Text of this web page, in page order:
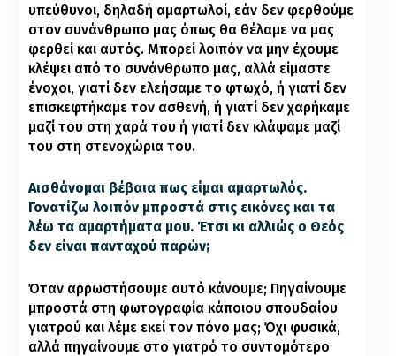
υπεύθυνοι, δηλαδή αμαρτωλοί, εάν δεν φερθούμε
στον συνάνθρωπο μας όπως θα θέλαμε να μας
φερθεί και αυτός. Μπορεί λοιπόν να μην έχουμε
κλέψει από το συνάνθρωπο μας, αλλά είμαστε
ένοχοι, γιατί δεν ελεήσαμε το φτωχό, ή γιατί δεν
επισκεφτήκαμε τον ασθενή, ή γιατί δεν χαρήκαμε
μαζί του στη χαρά του ή γιατί δεν κλάψαμε μαζί
του στη στενοχώρια του.
Αισθάνομαι βέβαια πως είμαι αμαρτωλός.
Γονατίζω λοιπόν μπροστά στις εικόνες και τα
λέω τα αμαρτήματα μου. Έτσι κι αλλιώς ο Θεός
δεν είναι πανταχού παρών;
Όταν αρρωστήσουμε αυτό κάνουμε; Πηγαίνουμε
μπροστά στη φωτογραφία κάποιου σπουδαίου
γιατρού και λέμε εκεί τον πόνο μας; Όχι φυσικά,
αλλά πηγαίνουμε στο γιατρό το συντομότερο